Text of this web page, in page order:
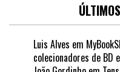
Luis Alves em
colecionadores de BD